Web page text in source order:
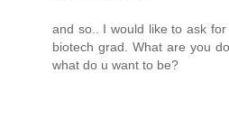
and so.. I would like to ask
biotech grad. What are you
what do u want to be?